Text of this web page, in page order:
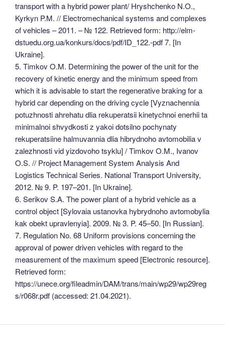
transport with a hybrid power plant/ Hryshchenko N.O.,
Kyrkyn P.M. // Electromechanical systems and complexes
of vehicles – 2011. – № 122. Retrieved form: http://elm-
dstuedu.org.ua/konkurs/docs/pdf/ID_122.-pdf 7. [In
Ukraine].
5. Timkov O.M. Determining the power of the unit for the
recovery of kinetic energy and the minimum speed from
which it is advisable to start the regenerative braking for a
hybrid car depending on the driving cycle [Vyznachennia
potuzhnosti ahrehatu dlia rekuperatsii kinetychnoi enerhii ta
minimalnoi shvydkosti z yakoi dotsilno pochynaty
rekuperatsiine halmuvannia dlia hibrydnoho avtomobilia v
zalezhnosti vid yizdovoho tsyklu] / Timkov O.M., Ivanov
O.S. // Project Management System Analysis And
Logistics Technical Series. National Transport University,
2012. № 9. P. 197–201. [In Ukraine].
6. Serikov S.A. The power plant of a hybrid vehicle as a
control object [Sylovaia ustanovka hybrydnoho avtomobylia
kak obekt upravlenyia]. 2009. № 3. P. 45–50. [In Russian].
7. Regulation No. 68 Uniform provisions concerning the
approval of power driven vehicles with regard to the
measurement of the maximum speed [Electronic resource].
Retrieved form:
https://unece.org/fileadmin/DAM/trans/main/wp29/wp29reg
s/r068r.pdf (accessed: 21.04.2021).